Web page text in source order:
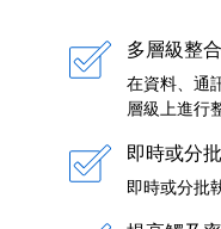
多層級整合
在資料、通
層級上進行
即時或分
即時或分批